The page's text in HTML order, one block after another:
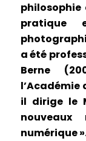
pratique
a été
Berne
il dirige le
numérique